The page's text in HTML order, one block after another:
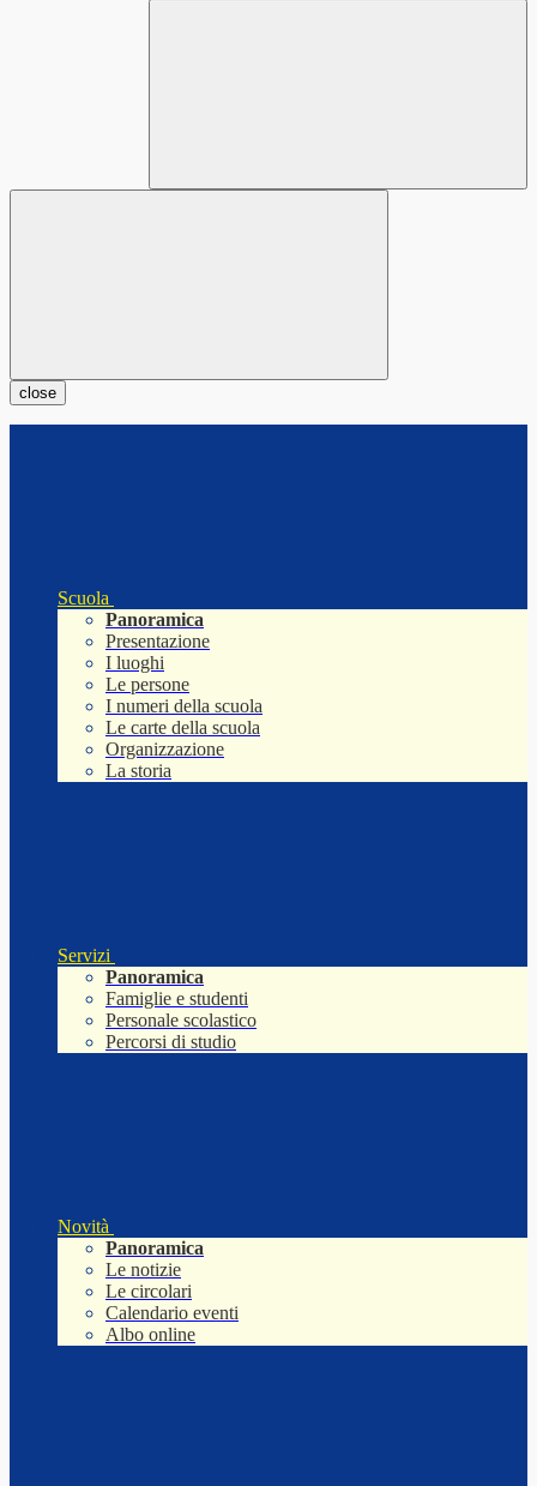
close
Scuola
Panoramica
Presentazione
I luoghi
Le persone
I numeri della scuola
Le carte della scuola
Organizzazione
La storia
Servizi
Panoramica
Famiglie e studenti
Personale scolastico
Percorsi di studio
Novità
Panoramica
Le notizie
Le circolari
Calendario eventi
Albo online